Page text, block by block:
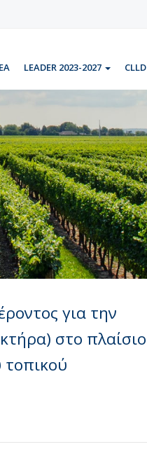
LEADER 2023-2027 CLLD
για την
στο πλαίσιο